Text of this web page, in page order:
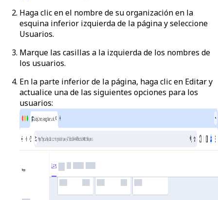
Haga clic en el nombre de su organización en la
esquina inferior izquierda de la página y seleccione
Usuarios.
Marque las casillas a la izquierda de los nombres de
los usuarios.
En la parte inferior de la página, haga clic en Editary
actualice una de las siguientes opciones para los
usuarios: